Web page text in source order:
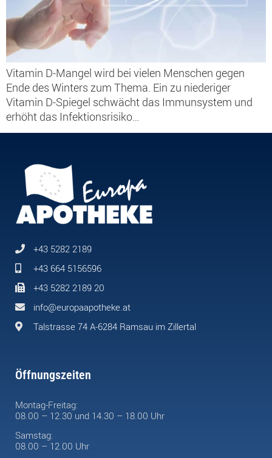
Vitamin D-Mangel wird bei vielen Menschen gegen
Ende des Winters zum Thema. Ein zu niederiger
Vitamin D-Spiegel schwächt das Immunsystem und
erhöht das Infektionsrisiko…
+43 5282 2189
+43 664 5156596
+43 5282 2189 20
info@europaapotheke.at
Talstrasse 74 A-6284 Ramsau im Zillertal
Öffnungszeiten
Montag-Freitag:
08.00 – 12.30 und 14.30 – 18.00 Uhr
Samstag:
08.00 – 12.00 Uhr